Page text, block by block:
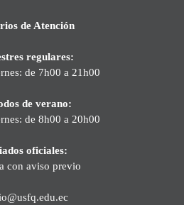
de Atención
regulares:
de 7h00 a 21h00
de verano:
de 8h00 a 20h00
oficiales:
con aviso previo